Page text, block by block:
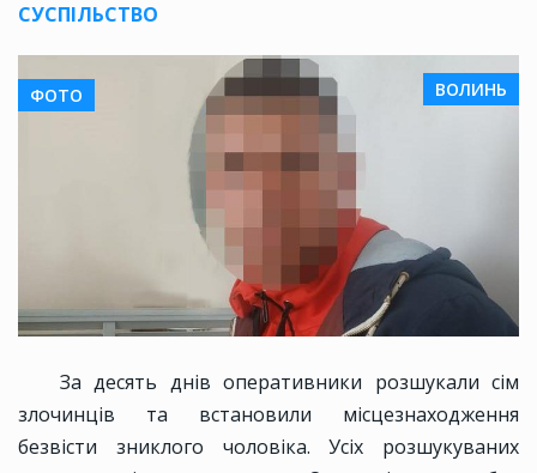
СУСПІЛЬСТВО
ФОТО ВОЛИНЬ
За десять днів оперативники розшукали сім
злочинців та встановили місцезнаходження
безвісти зниклого чоловіка. Усіх розшукуваних